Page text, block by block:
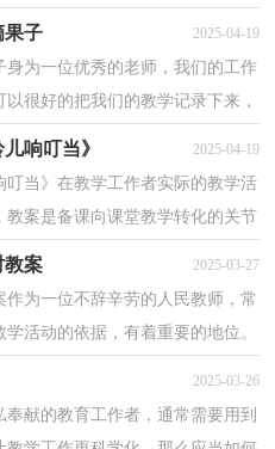
为大家整理的六年级...
果子 2025-04-19
为一位优秀的老师，我们的工作
很好的把我们的教学记录下来，
小编为大家整理的...
响叮当》 2025-04-19
当》在教学工作者实际的教学活
案是备课向课堂教学转化的关节
以下是小编收集...
教案 2025-03-27
为一位不辞辛劳的人民教师，常
活动的依据，有着重要的地位。
下是小编精心整理...
2025-03-26
献的教育工作者，通常需要用到